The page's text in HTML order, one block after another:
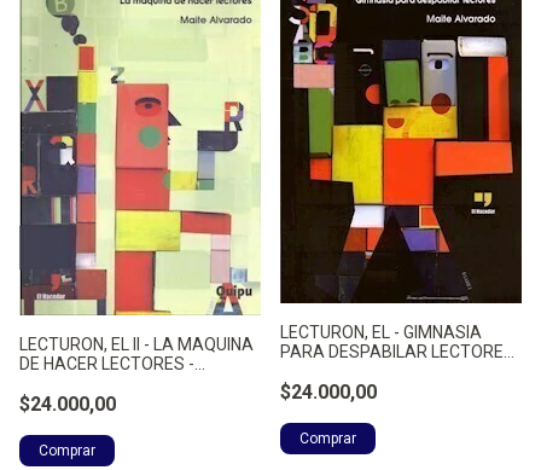
LECTURON, EL II - LA MAQUINA
DE HACER LECTORES -
$24.000,00
LECTURON, EL - GIMNASIA
PARA DESPABILAR LECTORES
$24.000,00